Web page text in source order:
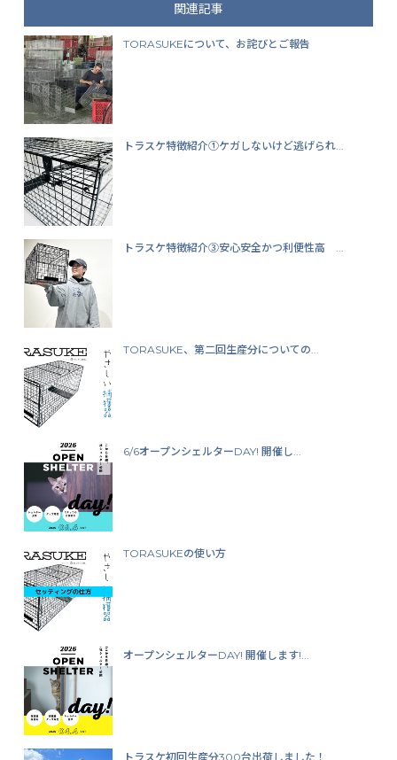
関連記事
TORASUKEについて、お詫びとご報告
トラスケ特徴紹介①ケガしないけど逃げられ...
トラスケ特徴紹介③安心安全かつ利便性高 ...
TORASUKE、第二回生産分についての...
6/6オープンシェルターDAY! 開催し...
TORASUKEの使い方
オープンシェルターDAY! 開催します!...
トラスケ初回生産分300台出荷しました！